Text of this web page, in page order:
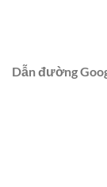
Dẫn đường